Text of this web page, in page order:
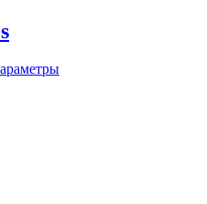
Этот